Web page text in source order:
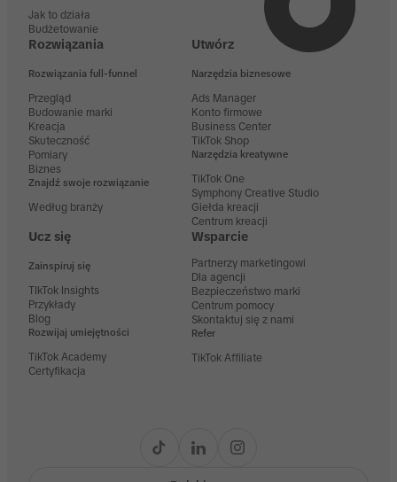
Jak to działa
Budżetowanie
Rozwiązania
Rozwiązania full-funnel
Przegląd
Budowanie marki
Kreacja
Skuteczność
Pomiary
Biznes
Znajdź swoje rozwiązanie
Według branży
Utwórz
Narzędzia biznesowe
Ads Manager
Konto firmowe
Business Center
TikTok Shop
Narzędzia kreatywne
TikTok One
Symphony Creative Studio
Giełda kreacji
Centrum kreacji
Ucz się
Zainspiruj się
TIkTok Insights
Przykłady
Blog
Rozwijaj umiejętności
TikTok Academy
Certyfikacja
Wsparcie
Partnerzy marketingowi
Dla agencji
Bezpieczeństwo marki
Centrum pomocy
Skontaktuj się z nami
Refer
TikTok Affiliate